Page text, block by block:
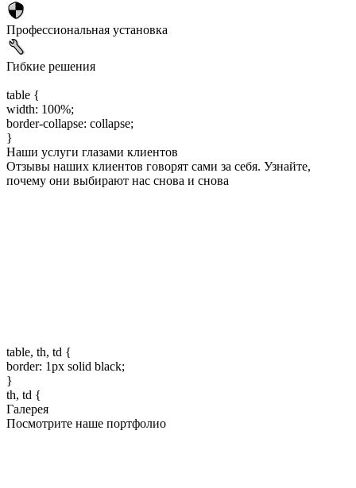
Профессиональная установка
Гибкие решения
table {
width: 100%;
border-collapse: collapse;
}
Наши услуги глазами клиентов
Отзывы наших клиентов говорят сами за себя. Узнайте,
почему они выбирают нас снова и снова
table, th, td {
border: 1px solid black;
}
th, td {
Галерея
Посмотрите наше портфолио